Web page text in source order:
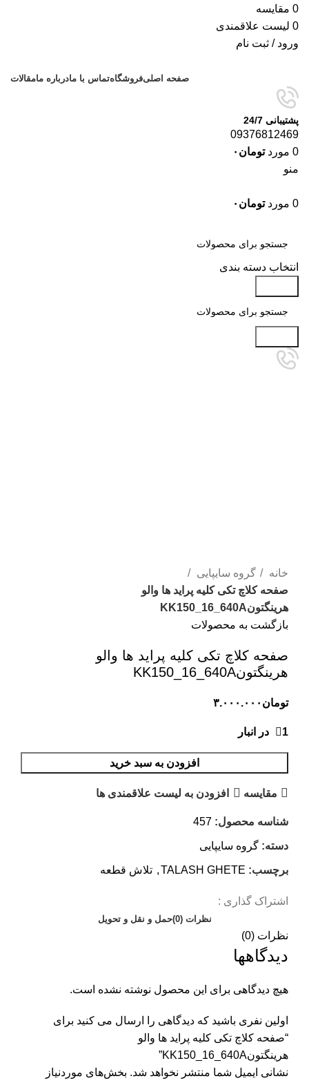
0 مقایسه
0 لیست علاقمندی
ورود / ثبت نام
صفحه اصلیفروشگاهتماس با مادرباره مامقالات
پشتیبانی 24/7
09376812469
0 مورد تومان ۰
منو
0 مورد تومان ۰
انتخاب دسته بندی
خانه
گروه سایپایی
صفحه کلاچ تکی کلیه پراید ها والو
هرینگتونKK150_16_640A
بازگشت به محصولات
صفحه کلاچ تکی کلیه پراید ها والو
هرینگتونKK150_16_640A
تومان ۳.۰۰۰.۰۰۰
1 در انبار
افزودن به سبد خرید
مقایسه افزودن به لیست علاقمندی ها
شناسه محصول: 457
دسته: گروه سایپایی
برچسب: TALASH GHETE
, تلاش قطعه
اشتراک گذاری :
نظرات (0) حمل و نقل و تحویل
نظرات (0)
دیدگاهها
هیچ دیدگاهی برای این محصول نوشته نشده است.
اولین نفری باشید که دیدگاهی را ارسال می کنید برای
“صفحه کلاچ تکی کلیه پراید ها والو
هرینگتونKK150_16_640A”
نشانی ایمیل شما منتشر نخواهد شد. بخش‌های موردنیاز